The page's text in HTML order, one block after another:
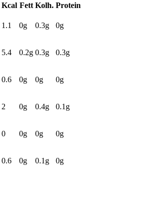
Kcal Fett Kolh. Protein
1.1 0g 0.3g 0g
5.4 0.2g 0.3g 0.3g
0.6 0g 0g 0g
2 0g 0.4g 0.1 g
0 0g 0g 0g
0.6 0g 0.1 g 0g